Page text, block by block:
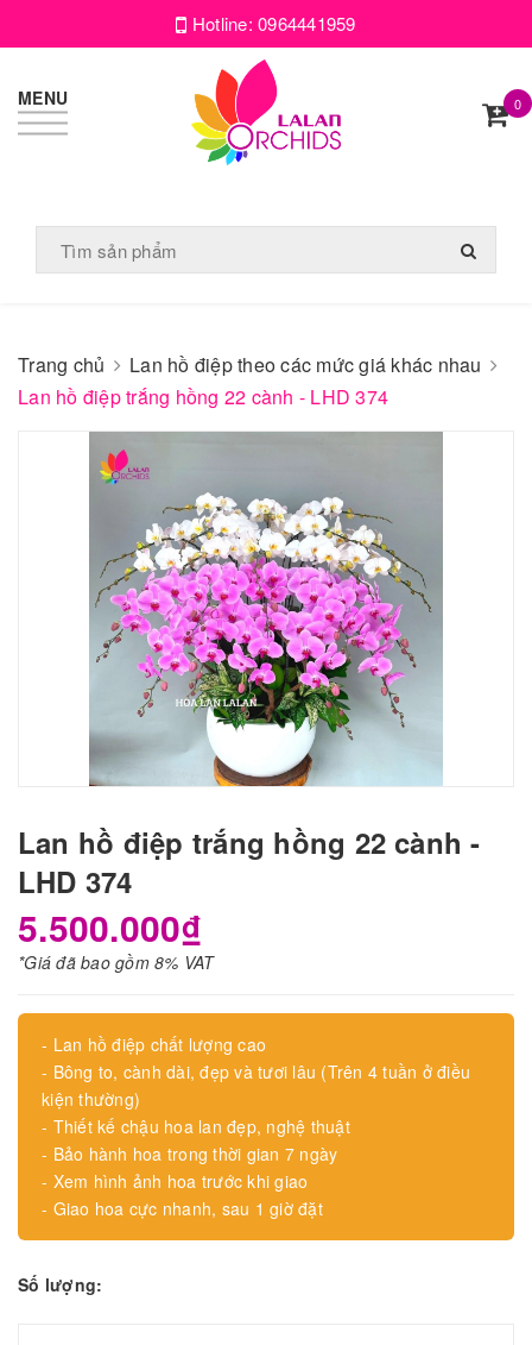
Hotline:0964441959
MENU 0
Trang chủ
Lan hồ điệp theo các mức giá khác nhau
Lan hồ điệp trắng hồng 22 cành - LHD 374
Lan hồ điệp trắng hồng 22 cành -
LHD 374
5.500.000₫
*Giá đã bao gồm 8% VAT
- Lan hồ điệp chất lượng cao
- Bông to, cành dài, đẹp và tươi lâu (Trên 4 tuần ở điều
kiện thường)
- Thiết kế chậu hoa lan đẹp, nghệ thuật
- Bảo hành hoa trong thời gian 7 ngày
- Xem hình ảnh hoa trước khi giao
- Giao hoa cực nhanh, sau 1 giờ đặt
Số lượng: